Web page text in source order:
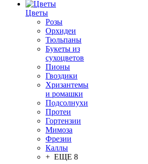
Цветы
Розы
Орхидеи
Тюльпаны
Букеты из
сухоцветов
Пионы
Гвоздики
Хризантемы
и ромашки
Подсолнухи
Протеи
Гортензии
Мимоза
Фрезии
Каллы
+ ЕЩЕ 8